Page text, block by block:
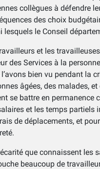
collègues à défendre
des choix
lesquels le Conseil
et les
des Services à la
bien vu pendant la
âgées, des malades,
se battre en permanence
et les temps partiels
de déplacements, et
que connaissent les
beaucoup de